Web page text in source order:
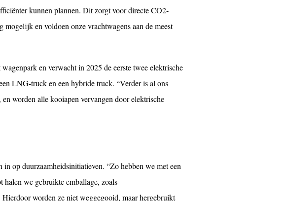
kunnen plannen. Dit zorgt voor directe CO2-
en voldoen onze vrachtwagens aan de meest
en verwacht in 2025 de eerste twee elektrische
LNG-truck en een hybride truck. “Verder is al ons
worden alle kooiapen vervangen door elektrische
op duurzaamheidsinitiatieven. “Zo hebben we met een
halen we gebruikte emballage, zoals
worden ze niet weggegooid, maar hergebruikt